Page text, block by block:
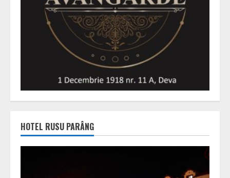
HOTEL RUSU PARÂNG